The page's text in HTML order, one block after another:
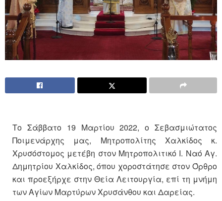
Το Σάββατο 19 Μαρτίου 2022, ο Σεβασμιώτατος
Ποιμενάρχης μας, Μητροπολίτης Χαλκίδος κ.
Χρυσόστομος μετέβη στον Μητροπολιτικό Ι. Ναό Αγ.
Δημητρίου Χαλκίδος, όπου χοροστάτησε στον Όρθρο
και προεξήρχε στην Θεία Λειτουργία, επί τη μνήμη
των Αγίων Μαρτύρων Χρυσάνθου και Δαρείας.